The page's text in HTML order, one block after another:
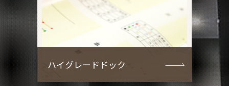
ハイグレードドック